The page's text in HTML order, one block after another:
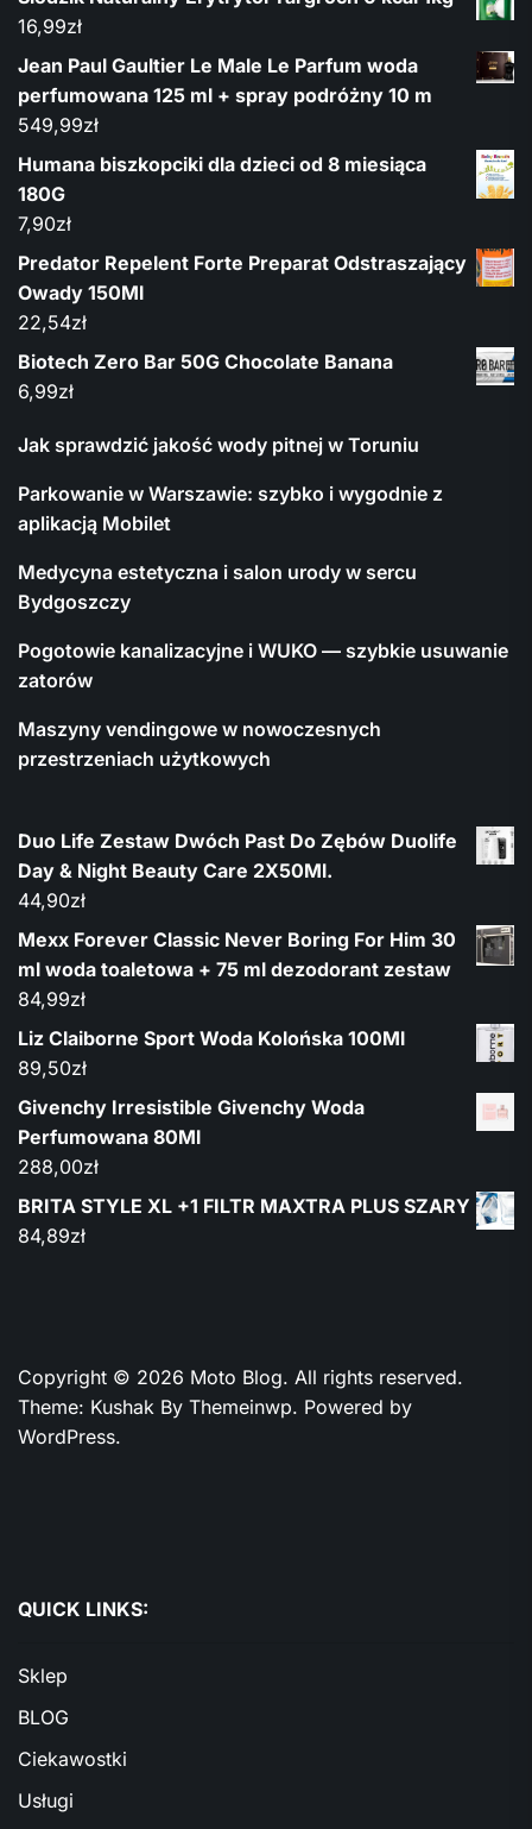
16,99zł
Jean Paul Gaultier Le Male Le Parfum woda
perfumowana 125 ml + spray podróżny 10 m
549,99zł
Humana biszkopciki dla dzieci od 8 miesiąca
180G
7,90zł
Predator Repelent Forte Preparat Odstraszający
Owady 150Ml
22,54zł
Biotech Zero Bar 50G Chocolate Banana
6,99zł
Jak sprawdzić jakość wody pitnej w Toruniu
Parkowanie w Warszawie: szybko i wygodnie z
aplikacją Mobilet
Medycyna estetyczna i salon urody w sercu
Bydgoszczy
Pogotowie kanalizacyjne i WUKO — szybkie usuwanie
zatorów
Maszyny vendingowe w nowoczesnych
przestrzeniach użytkowych
Duo Life Zestaw Dwóch Past Do Zębów Duolife
Day & Night Beauty Care 2X50Ml.
44,90zł
Mexx Forever Classic Never Boring For Him 30
ml woda toaletowa + 75 ml dezodorant zestaw
84,99zł
Liz Claiborne Sport Woda Kolońska 100Ml
89,50zł
Givenchy Irresistible Givenchy Woda
Perfumowana 80Ml
288,00zł
BRITA STYLE XL +1 FILTR MAXTRA PLUS SZARY
84,89zł
Copyright © 2026 Moto Blog. All rights reserved.
Theme: Kushak By Themeinwp. Powered by
WordPress.
QUICK LINKS:
Sklep
BLOG
Ciekawostki
Usługi